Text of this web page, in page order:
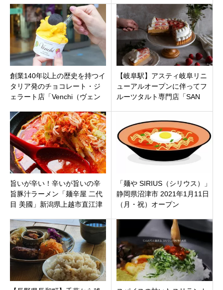
創業140年以上の歴史を持つイ
タリア発のチョコレート・ジ
ェラート店「Venchi（ヴェン
設に7月2日オープン
【岐阜駅】アスティ岐阜リニ
ューアルオープンに伴ってフ
ルーツタルト専門店「SAN
旨いが辛い！辛いが旨いの辛
旨豚汁ラーメン「麺辛屋 二代
目 美國」新潟県上越市直江津
ンです。
「麺や SIRIUS（シリウス）」
静岡県沼津市 2021年1月11日
（月・祝）オープン